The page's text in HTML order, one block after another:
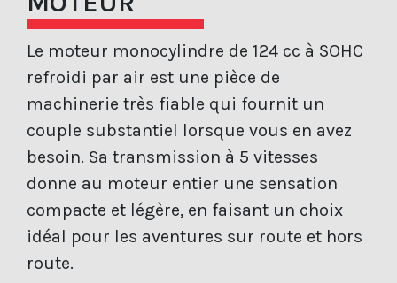
Le moteur monocylindre de 124 cc à SOHC
refroidi par air est une pièce de
machinerie très fiable qui fournit un
couple substantiel lorsque vous en avez
besoin. Sa transmission à 5 vitesses
donne au moteur entier une sensation
compacte et légère, en faisant un choix
idéal pour les aventures sur route et hors
route.